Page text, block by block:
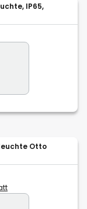
IP65,
Otto